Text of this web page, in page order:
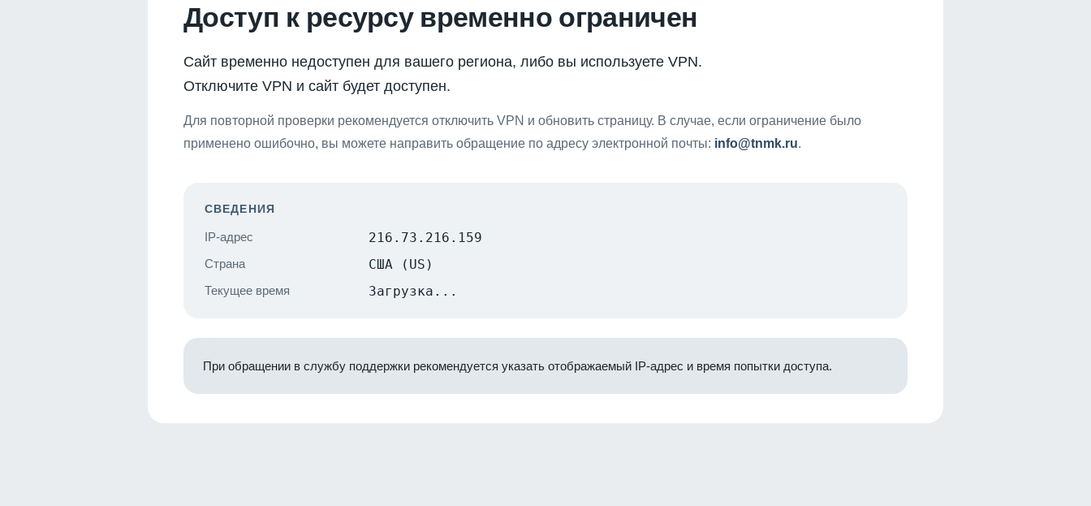
Доступ к ресурсу временно ограничен
Сайт временно недоступен для вашего региона, либо вы используете VPN.
Отключите VPN и сайт будет доступен.
Для повторной проверки рекомендуется отключить VPN и обновить страницу. В случае, если ограничение было
применено ошибочно, вы можете направить обращение по адресу электронной почты: info@tnmk.ru.
СВЕДЕНИЯ
IP-адрес 216.73.216.159
Страна США (US)
Текущее время Загрузка...
При обращении в службу поддержки рекомендуется указать отображаемый IP-адрес и время попытки доступа.